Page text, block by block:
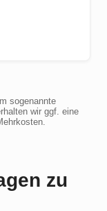
sogenannte
wir ggf. eine
zu